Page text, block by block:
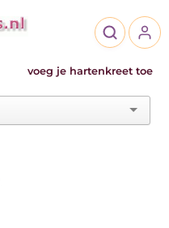
voeg je hartenkreet toe